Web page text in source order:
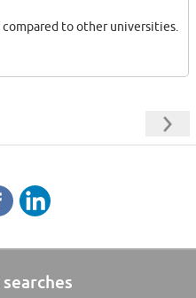
to other universities.